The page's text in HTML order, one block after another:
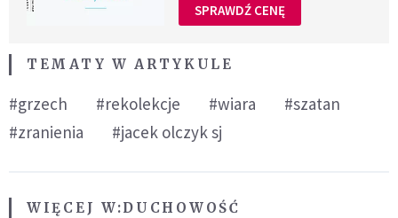
SPRAWDŹ CENĘ
TEMATY W ARTYKULE
#grzech #rekolekcje #wiara
#szatan
#zranienia
#jacek olczyk sj
WIĘCEJ W:DUCHOWOŚĆ